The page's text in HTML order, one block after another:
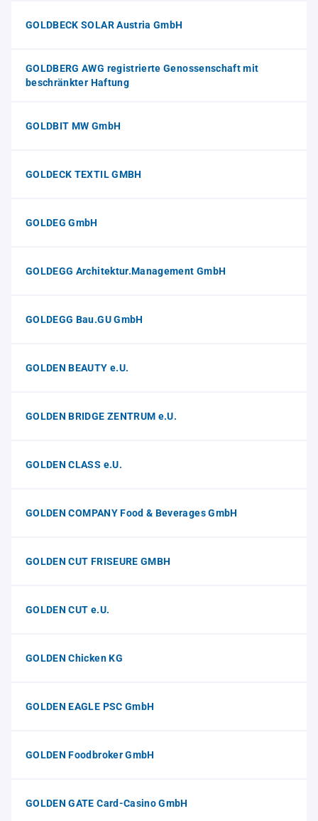
GOLDBECK SOLAR Austria GmbH
GOLDBERG AWG registrierte Genossenschaft mit
beschränkter Haftung
GOLDBIT MW GmbH
GOLDECK TEXTIL GMBH
GOLDEG GmbH
GOLDEGG Architektur.Management GmbH
GOLDEGG Bau.GU GmbH
GOLDEN BEAUTY e.U.
GOLDEN BRIDGE ZENTRUM e.U.
GOLDEN CLASS e.U.
GOLDEN COMPANY Food & Beverages GmbH
GOLDEN CUT FRISEURE GMBH
GOLDEN CUT e.U.
GOLDEN Chicken KG
GOLDEN EAGLE PSC GmbH
GOLDEN Foodbroker GmbH
GOLDEN GATE Card-Casino GmbH